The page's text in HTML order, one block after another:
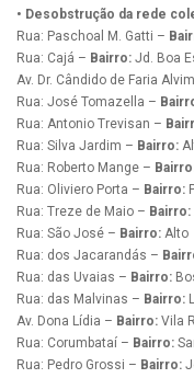
• Desobstrução da rede
Rua: Paschoal M. Gatti –
Rua: Cajá – Bairro: Jd. Boa
Av. Dr. Cândido de Faria
Rua: José Tomazella –
Rua: Antonio Trevisan –
Rua: Silva Jardim – Bairro:
Rua: Roberto Mange –
Rua: Oliviero Porta – Bairro:
Rua: Treze de Maio – Bairro:
Rua: São José – Bairro: Alto
Rua: dos Jacarandás –
Rua: das Uvaias – Bairro:
Rua: das Malvinas – Bairro:
Av. Dona Lídia – Bairro: Vila
Rua: Corumbataí – Bairro:
Rua: Pedro Grossi – Bairro: